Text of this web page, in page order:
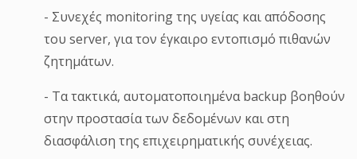
- Συνεχές monitoring της υγείας και απόδοσης
του server, για τον έγκαιρο εντοπισμό πιθανών
ζητημάτων.
- Τα τακτικά, αυτοματοποιημένα backup βοηθούν
στην προστασία των δεδομένων και στη
διασφάλιση της επιχειρηματικής συνέχειας.